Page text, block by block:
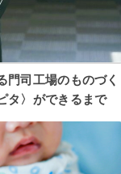
門司工場のものづく
タ〉ができるまで